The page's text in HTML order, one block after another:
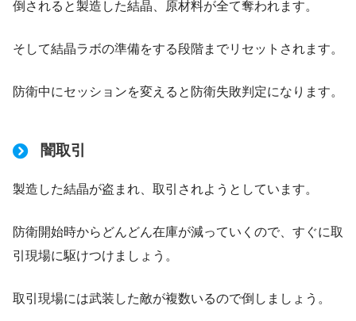
倒されると製造した結晶、原材料が全て奪われます。
そして結晶ラボの準備をする段階までリセットされます。
防衛中にセッションを変えると防衛失敗判定になります。
闇取引
製造した結晶が盗まれ、取引されようとしています。
防衛開始時からどんどん在庫が減っていくので、すぐに取
引現場に駆けつけましょう。
取引現場には武装した敵が複数いるので倒しましょう。